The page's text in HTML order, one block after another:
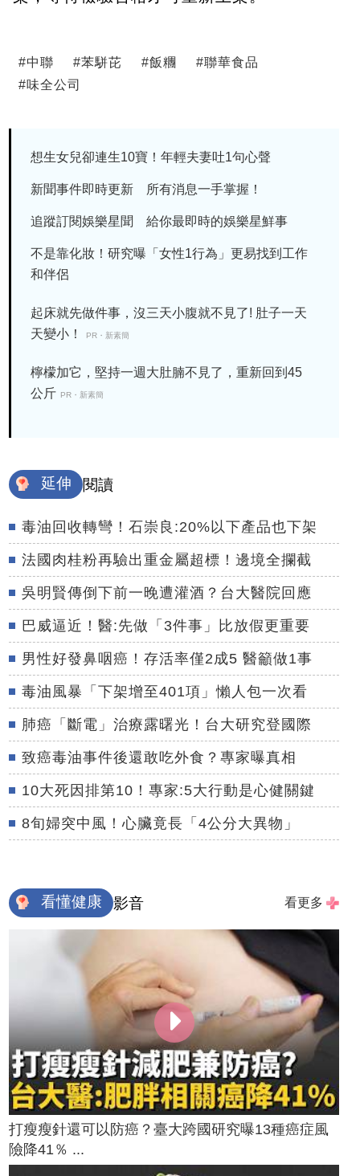
#中聯 #苯駢芘 #飯糰 #聯華食品
#味全公司
想生女兒卻連生10寶！年輕夫妻吐1句心聲
新聞事件即時更新 所有消息一手掌握！
追蹤訂閱娛樂星聞 給你最即時的娛樂星鮮事
不是靠化妝！研究曝「女性1行為」更易找到工作
和伴侶
起床就先做件事，沒三天小腹就不見了! 肚子一天
天變小！
PR・新素簡
檸檬加它，堅持一週大肚腩不見了，重新回到45
公斤
PR・新素簡
延伸 閱讀
毒油回收轉彎！石崇良:20%以下產品也下架
法國肉桂粉再驗出重金屬超標！邊境全攔截
吳明賢傳倒下前一晚遭灌酒？台大醫院回應
巴威逼近！醫:先做「3件事」比放假更重要
男性好發鼻咽癌！存活率僅2成5 醫籲做1事
毒油風暴「下架增至401項」懶人包一次看
肺癌「斷電」治療露曙光！台大研究登國際
致癌毒油事件後還敢吃外食？專家曝真相
10大死因排第10！專家:5大行動是心健關鍵
8旬婦突中風！心臟竟長「4公分大異物」
看懂健康 影音 看更多
打瘦瘦針還可以防癌？臺大跨國研究曝13種癌症風
險降41％ ...